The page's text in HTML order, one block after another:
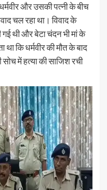
और उसकी पत्नी के बीच
चल रहा था। विवाद के
गई थी और बेटा चंदन भी मां के
था कि धर्मवीर की मौत के बाद
में हत्या की साजिश रची